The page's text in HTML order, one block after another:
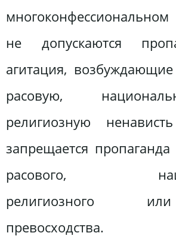
не допускаются
агитация,
расовую,
религиозную
запрещается пропаганда
расового,
религиозного
превосходства.